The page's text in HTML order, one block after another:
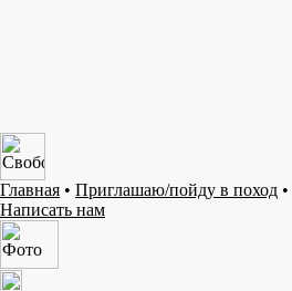
Главная • Приглашаю/пойду в поход •
Написать нам